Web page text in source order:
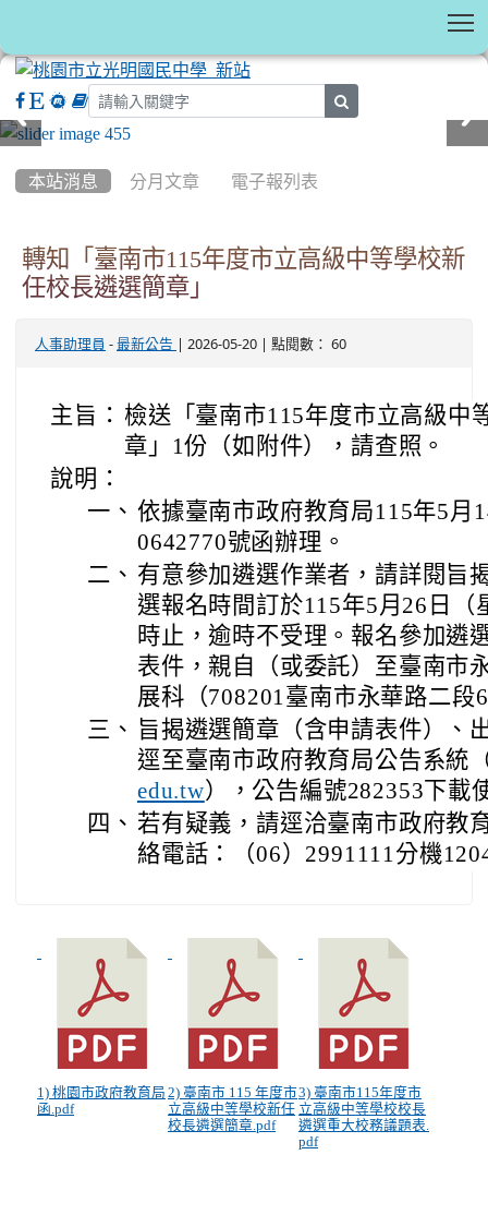
本站消息 分月文章 電子報列表
轉知「臺南市115年度市立高級中等學校新
任校長遴選簡章」
人事助理員 - 最新公告 | 2026-05-20 | 點閱數： 60
主旨： 檢送「臺南市115年度市立高級中
章」1份（如附件），請查照。
說明：
一、 依據臺南市政府教育局115年5月
0642770號函辦理。
二、 有意參加遴選作業者，請詳閱旨
選報名時間訂於115年5月26日（
時止，逾時不受理。報名參加遴
表件，親自（或委託）至臺南市
展科（708201臺南市永華路二段
三、 旨揭遴選簡章（含申請表件）、
逕至臺南市政府教育局公告系統
edu.tw），公告編號282353下載
四、 若有疑義，請逕洽臺南市政府教
絡電話：（06）2991111分機
1) 桃園市政府教育局
函.pdf
2) 臺南市 115 年度市
立高級中等學校新任
校長遴選簡章.pdf
3) 臺南市115年度市
立高級中等學校校長
遴選重大校務議題表.
pdf